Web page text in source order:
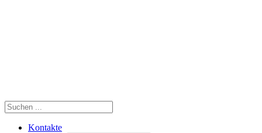
Kontakte